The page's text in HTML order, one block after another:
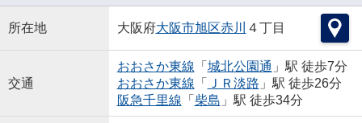
所在地 大阪府大阪市旭区赤川 ４丁目
交通
おおさか東線 「 城北公園通 」駅 徒歩7分
おおさか東線 「 ＪＲ淡路 」駅 徒歩26分
阪急千里線 「 柴島 」駅 徒歩34分